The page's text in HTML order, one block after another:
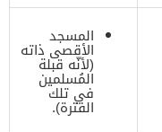
المسجد
الأقصى ذاته
(لأنّه قبلة
المُسلمين
في تلك
الفترة).